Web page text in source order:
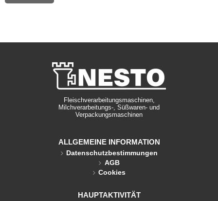
Fleischverarbeitungsmaschinen,
Milchverarbeitungs-, Süßwaren- und
Verpackungsmaschinen
ALLGEMEINE INFORMATION
Datenschutzbestimmungen
AGB
Cookies
HAUPTAKTIVITÄT